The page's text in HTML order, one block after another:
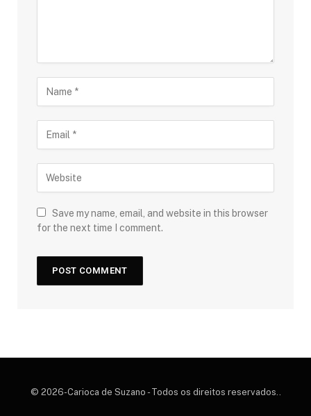
Save my name, email, and website in this browser
for the next time I comment.
© 2026-Carioca de Suzano - Todos os direitos reservados..